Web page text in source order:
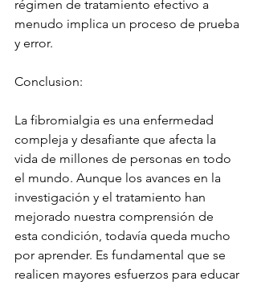
régimen de tratamiento efectivo a
menudo implica un proceso de prueba
y error.
Conclusion:
La fibromialgia es una enfermedad
compleja y desafiante que afecta la
vida de millones de personas en todo
el mundo. Aunque los avances en la
investigación y el tratamiento han
mejorado nuestra comprensión de
esta condición, todavía queda mucho
por aprender. Es fundamental que se
realicen mayores esfuerzos para educar